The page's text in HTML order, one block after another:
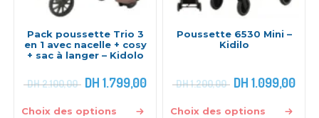
Pack poussette Trio 3
en 1 avec nacelle + cosy
+ sac à langer – Kidolo
DH2.100,00 DH 1.799,00
Choix des options
Poussette 6530 Mini –
Kidilo
DH1.200,00 DH 1.099,00
Choix des options